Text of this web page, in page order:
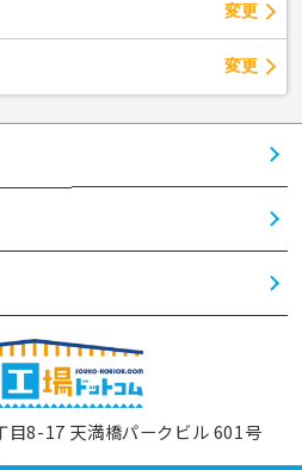
変更
変更
目8-17 天満橋パークビル 601号